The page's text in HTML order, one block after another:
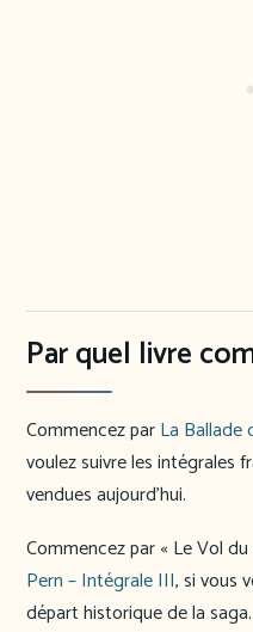
Par quel livre
Commencez parLa Ballade
voulez suivre les intégrales
vendues aujourd’hui.
Commencez par « Le Vol
Pern – Intégrale III, si vous
départ historique de la saga.